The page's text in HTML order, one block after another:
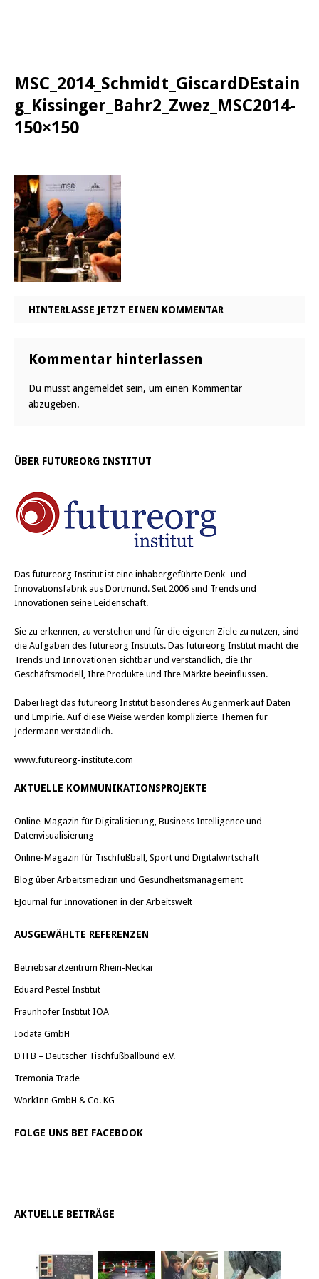
MSC_2014_Schmidt_GiscardDEstain
g_Kissinger_Bahr2_Zwez_MSC2014-
150×150
HINTERLASSE JETZT EINEN KOMMENTAR
Kommentar hinterlassen
Du musst angemeldet sein, um einen Kommentar
abzugeben.
ÜBER FUTUREORG INSTITUT
Das futureorg Institut ist eine inhabergeführte Denk- und
Innovationsfabrik aus Dortmund. Seit 2006 sind Trends und
Innovationen seine Leidenschaft.
Sie zu erkennen, zu verstehen und für die eigenen Ziele zu nutzen, sind
die Aufgaben des futureorg Instituts. Das futureorg Institut macht die
Trends und Innovationen sichtbar und verständlich, die Ihr
Geschäftsmodell, Ihre Produkte und Ihre Märkte beeinflussen.
Dabei liegt das futureorg Institut besonderes Augenmerk auf Daten
und Empirie. Auf diese Weise werden komplizierte Themen für
Jedermann verständlich.
www.futureorg-institute.com
AKTUELLE KOMMUNIKATIONSPROJEKTE
Online-Magazin für Digitalisierung, Business Intelligence und
Datenvisualisierung
Online-Magazin für Tischfußball, Sport und Digitalwirtschaft
Blog über Arbeitsmedizin und Gesundheitsmanagement
EJournal für Innovationen in der Arbeitswelt
AUSGEWÄHLTE REFERENZEN
Betriebsarztzentrum Rhein-Neckar
Eduard Pestel Institut
Fraunhofer Institut IOA
Iodata GmbH
DTFB – Deutscher Tischfußballbund e.V.
Tremonia Trade
WorkInn GmbH & Co. KG
FOLGE UNS BEI FACEBOOK
AKTUELLE BEITRÄGE